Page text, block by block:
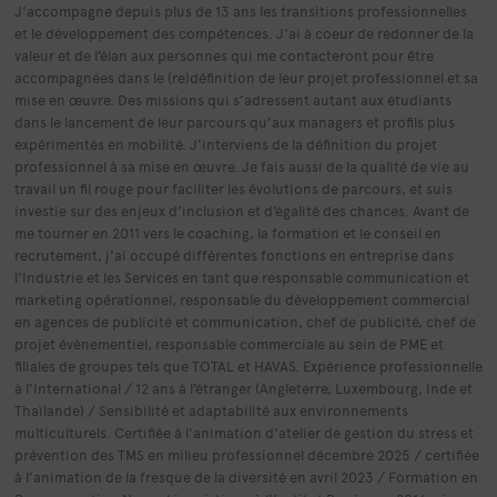
J'accompagne depuis plus de 13 ans les transitions professionnelles
et le développement des compétences. J'ai à coeur de redonner de la
valeur et de l’élan aux personnes qui me contacteront pour être
accompagnées dans le (re)définition de leur projet professionnel et sa
mise en œuvre. Des missions qui s’adressent autant aux étudiants
dans le lancement de leur parcours qu’aux managers et profils plus
expérimentés en mobilité. J'interviens de la définition du projet
professionnel à sa mise en œuvre. Je fais aussi de la qualité de vie au
travail un fil rouge pour faciliter les évolutions de parcours, et suis
investie sur des enjeux d’inclusion et d’égalité des chances. Avant de
me tourner en 2011 vers le coaching, la formation et le conseil en
recrutement, j'ai occupé différentes fonctions en entreprise dans
l'Industrie et les Services en tant que responsable communication et
marketing opérationnel, responsable du développement commercial
en agences de publicité et communication, chef de publicité, chef de
projet évènementiel, responsable commerciale au sein de PME et
filiales de groupes tels que TOTAL et HAVAS. Expérience professionnelle
à l'International / 12 ans à l’étranger (Angleterre, Luxembourg, Inde et
Thaïlande) / Sensibilité et adaptabilité aux environnements
multiculturels. Certifiée à l'animation d'atelier de gestion du stress et
prévention des TMS en milieu professionnel décembre 2025 / certifiée
à l’animation de la fresque de la diversité en avril 2023 / Formation en